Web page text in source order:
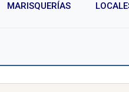
MARISQUERÍAS